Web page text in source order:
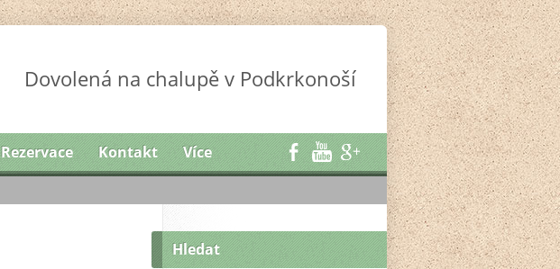
Dovolená na chalupě v Podkrkonoší
Rezervace Kontakt Více
Hledat